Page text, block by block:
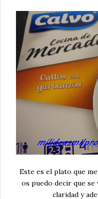
Este es el plato que
os puedo decir que
claridad y